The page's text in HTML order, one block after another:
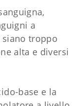
a
troppo
alta e diversi
base e la